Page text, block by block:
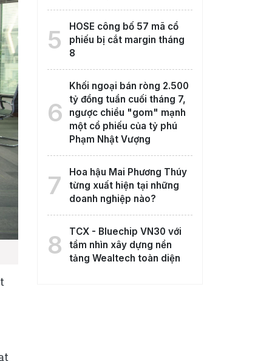
5
HOSE công bố 57 mã cổ
phiếu bị cắt margin tháng
8
6
Khối ngoại bán ròng 2.500
tỷ đồng tuần cuối tháng 7,
ngược chiều "gom" mạnh
một cổ phiếu của tỷ phú
Phạm Nhật Vượng
7
Hoa hậu Mai Phương Thúy
từng xuất hiện tại những
doanh nghiệp nào?
8
TCX - Bluechip VN30 với
tầm nhìn xây dựng nền
tảng Wealtech toàn diện